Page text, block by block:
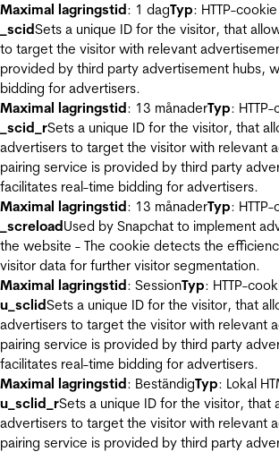
Maximal lagringstid: 1 dagTyp: HTTP-cookie
_scidSets a unique ID for the visitor, that
to target the visitor with relevant
provided by third party advertisement hubs,
bidding for advertisers.
Maximal lagringstid: 13 månaderTyp:
_scid_rSets a unique ID for the visitor, that
advertisers to target the visitor with relevant
pairing service is provided by third party
facilitates real-time bidding for advertisers.
Maximal lagringstid: 13 månaderTyp:
_screloadUsed by Snapchat to implement
the website - The cookie detects the
visitor data for further visitor segmentation.
Maximal lagringstid: SessionTyp: HTTP-
u_sclidSets a unique ID for the visitor, that
advertisers to target the visitor with relevant
pairing service is provided by third party
facilitates real-time bidding for advertisers.
Maximal lagringstid: BeständigTyp: Lokal
u_sclid_rSets a unique ID for the visitor, that
advertisers to target the visitor with relevant
pairing service is provided by third party